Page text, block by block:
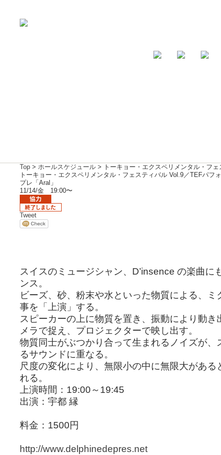
Top > ホールスケジュール > トーキョー・エクスペリメンタル・フ
トーキョー・エクスペリメンタル・フェスティバル Vol.9／TEFパフ
プレ「Aral」
11/14/金 19:00〜
Tweet
スイスのミュージシャン、D’insence の楽曲に
ンス。
ビーズ、砂、粉末や水といった物質による、ミ
事を「上演」する。
スピーカーの上に物質を置き、振動により動き
メラで捉え、プロジェクターで映し出す。
物質同士がぶつかり合って生まれるノイズが、
るサウンドに重なる。
尺度の変化により、無限小の中に無限大がある
れる。
上演時間：19:00～19:45
出演：宇都 縁
料金：1500円
http://www.delphinedepres.net